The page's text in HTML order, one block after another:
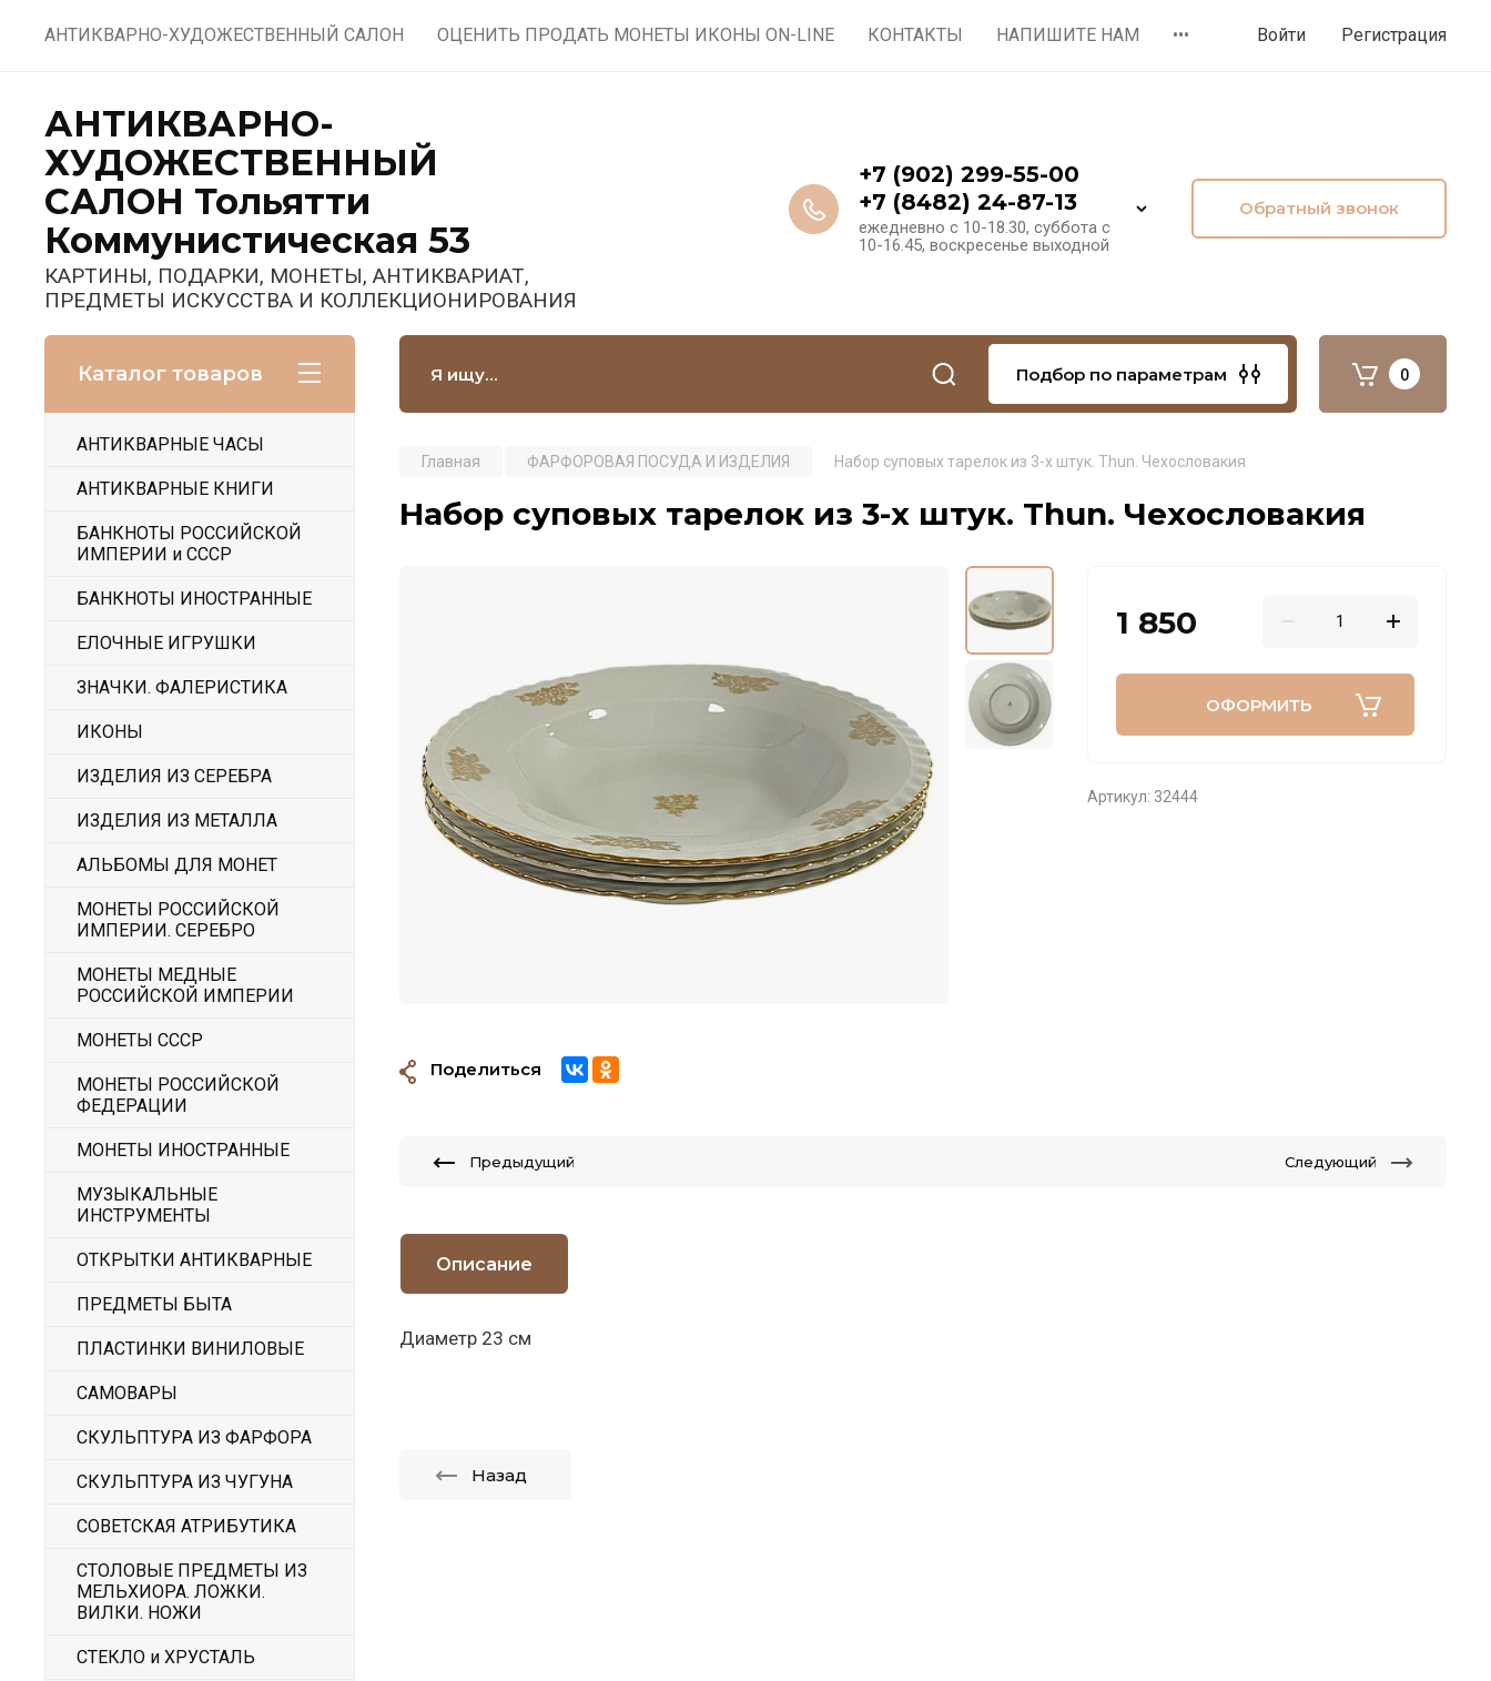
АНТИКВАРНО-ХУДОЖЕСТВЕННЫЙ САЛОН ОЦЕНИТЬ ПРОДАТЬ МОНЕТЫ ИКОНЫ ON-LINE КОНТАКТЫ НАПИШИТЕ НАМ ••• Войти Регистрация
АНТИКВАРНО-
ХУДОЖЕСТВЕННЫЙ
САЛОН Тольятти
Коммунистическая 53
КАРТИНЫ, ПОДАРКИ, МОНЕТЫ, АНТИКВАРИАТ,
ПРЕДМЕТЫ ИСКУССТВА И КОЛЛЕКЦИОНИРОВАНИЯ
+7 (902) 299-55-00
+7 (8482) 24-87-13
ежедневно с 10-18.30, суббота с
10-16.45, воскресенье выходной
Обратный звонок
Каталог товаров Подбор по параметрам 0
АНТИКВАРНЫЕ ЧАСЫ
АНТИКВАРНЫЕ КНИГИ
БАНКНОТЫ РОССИЙСКОЙ
ИМПЕРИИ и СССР
БАНКНОТЫ ИНОСТРАННЫЕ
ЕЛОЧНЫЕ ИГРУШКИ
ЗНАЧКИ. ФАЛЕРИСТИКА
ИКОНЫ
ИЗДЕЛИЯ ИЗ СЕРЕБРА
ИЗДЕЛИЯ ИЗ МЕТАЛЛА
АЛЬБОМЫ ДЛЯ МОНЕТ
МОНЕТЫ РОССИЙСКОЙ
ИМПЕРИИ. СЕРЕБРО
МОНЕТЫ МЕДНЫЕ
РОССИЙСКОЙ ИМПЕРИИ
МОНЕТЫ СССР
МОНЕТЫ РОССИЙСКОЙ
ФЕДЕРАЦИИ
МОНЕТЫ ИНОСТРАННЫЕ
МУЗЫКАЛЬНЫЕ
ИНСТРУМЕНТЫ
ОТКРЫТКИ АНТИКВАРНЫЕ
ПРЕДМЕТЫ БЫТА
ПЛАСТИНКИ ВИНИЛОВЫЕ
САМОВАРЫ
СКУЛЬПТУРА ИЗ ФАРФОРА
СКУЛЬПТУРА ИЗ ЧУГУНА
СОВЕТСКАЯ АТРИБУТИКА
СТОЛОВЫЕ ПРЕДМЕТЫ ИЗ
МЕЛЬХИОРА. ЛОЖКИ.
ВИЛКИ. НОЖИ
СТЕКЛО и ХРУСТАЛЬ
Главная ФАРФОРОВАЯ ПОСУДА И ИЗДЕЛИЯ Набор суповых тарелок из 3-х штук. Thun. Чехословакия
Набор суповых тарелок из 3-х штук. Thun. Чехословакия
1 850
ОФОРМИТЬ
Артикул: 32444
Поделиться
Предыдущий Следующий
Описание
Диаметр 23 см
Назад